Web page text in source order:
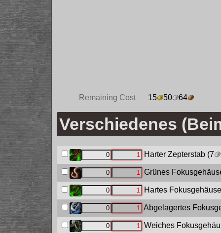
Remaining Cost 15 50 64
Verschiedenes
Harter Zepterstab(7
Grünes
Hartes Fokusgehäuse
Abgelagertes
Weiches